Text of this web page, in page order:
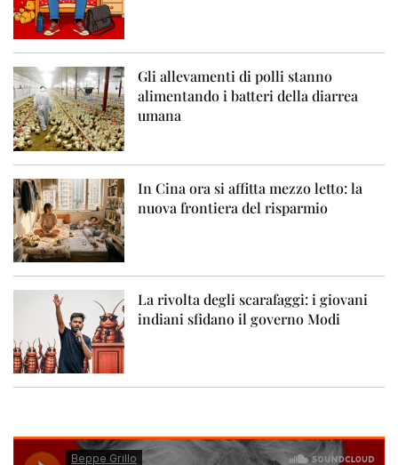
Gli allevamenti di polli stanno
alimentando i batteri della diarrea
umana
In Cina ora si affitta mezzo letto: la
nuova frontiera del risparmio
La rivolta degli scarafaggi: i giovani
indiani sfidano il governo Modi